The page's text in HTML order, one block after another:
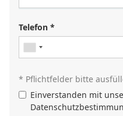
Registrieren Sie sich in
unsere
Telefon *
* Pflichtfelder bitte
Einverstanden mit